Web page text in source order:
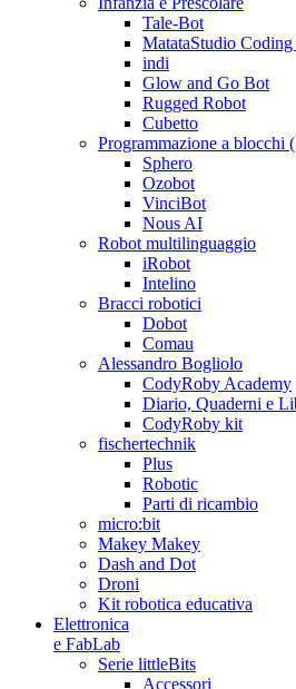
Tale-Bot
MatataStudio Coding
indi
Glow and Go Bot
Rugged Robot
Cubetto
Programmazione a blocchi
Sphero
Ozobot
VinciBot
Nous AI
Robot multilinguaggio
iRobot
Intelino
Bracci robotici
Dobot
Comau
Alessandro Bogliolo
CodyRoby Academy
Diario, Quaderni e
CodyRoby kit
fischertechnik
Plus
Robotic
Parti di ricambio
micro:bit
Makey Makey
Dash and Dot
Droni
Kit robotica educativa
Elettronica
e FabLab
Serie littleBits
Accessori